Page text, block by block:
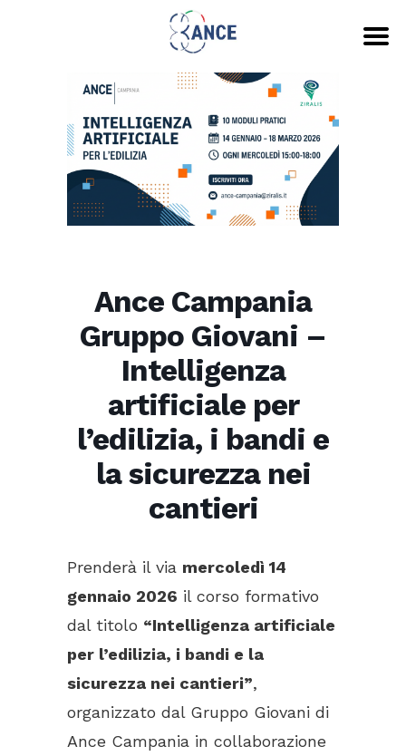
Ance Campania
Gruppo Giovani –
Intelligenza
artificiale per
l’edilizia, i bandi e
la sicurezza nei
cantieri
Prenderà il via mercoledì 14
gennaio 2026 il corso formativo
dal titolo “Intelligenza artificiale
per l’edilizia, i bandi e la
sicurezza nei cantieri”,
organizzato dal Gruppo Giovani di
Ance Campania in collaborazione